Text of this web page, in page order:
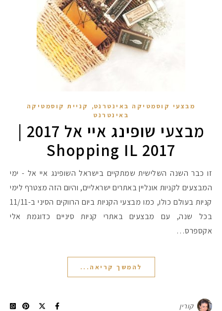
מבצעי קוסמטיקה באינטרנט,
קניית קוסמטיקה
באינטרנט
מבצעי שופינג איי אל 2017 |
Shopping IL 2017
זו כבר השנה השלישית שמתקיים בישראל השופינג איי אל - ימי
המבצעים לקניות אונליין באתרים ישראליים, והיום הזה מצטרף לימי
קניות בעולם כולו, כמו מבצעי הקניות ביום הרווקים הסיני ב-11/11
בכל שנה, עם מבצעים באתרי קניות סיניים כדוגמת אלי
אקספרס…
להמשך קריאה...
קורין